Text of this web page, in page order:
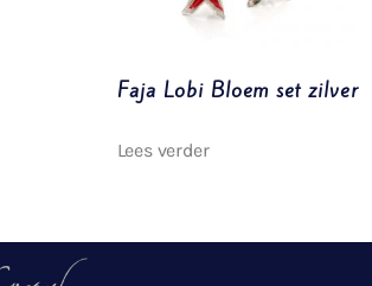
Faja Lobi Bloem set zilver
Lees verder